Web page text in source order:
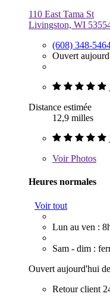
110 East Tama St
Livingston, WI
(608) 348-
Ouvert
Distance estimée
12,9 milles
VoirPhotos
Heures normales
Voir tout
Lun au ven :
Sam - dim :
Ouvert aujourd'hui
Retour client